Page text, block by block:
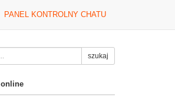
PANEL KONTROLNY CHATU
szukaj
online